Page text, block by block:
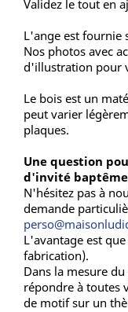
Validez le tout en
L'ange est fournie
Nos photos avec
d'illustration pour
Le bois est un
peut varier
plaques.
Une question
d'invité baptême
N'hésitez pas à
demande
L'avantage est
fabrication).
Dans la mesure
répondre à toutes
de motif sur un